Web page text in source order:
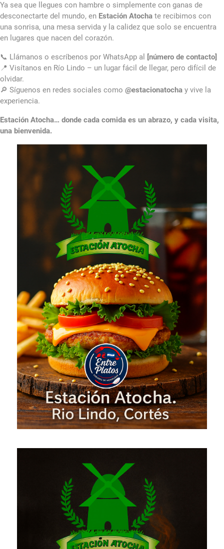
Ya sea que llegues con hambre o simplemente con ganas de
desconectarte del mundo, en Estación Atocha te recibimos con
una sonrisa, una mesa servida y la calidez que solo se encuentra
en lugares que nacen del corazón.
📞 Llámanos o escríbenos por WhatsApp al
[número de contacto]
📍 Visítanos en Río Lindo – un lugar fácil de llegar, pero difícil de
olvidar.
🔎 Síguenos en redes sociales como @estacionatocha y vive la
experiencia.
Estación Atocha… donde cada comida es un abrazo, y cada visita,
una bienvenida.